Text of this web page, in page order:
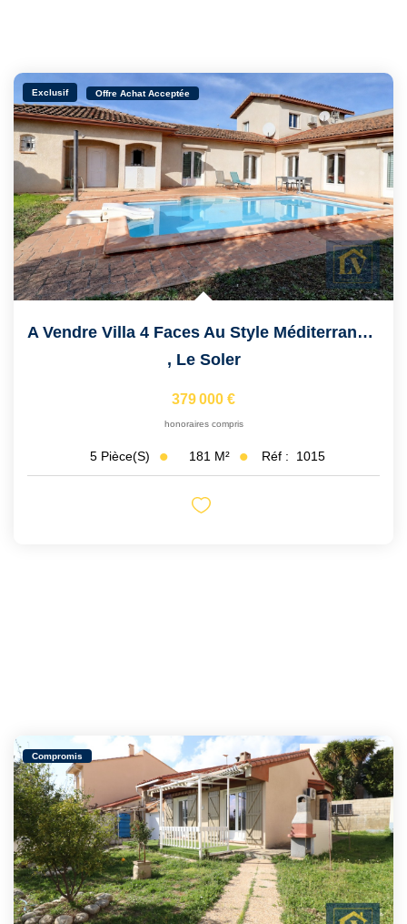
Exclusif Offre Achat Acceptée
A Vendre Villa 4 Faces Au Style Méditerranéen De 6 Pièces...
, Le Soler
379 000 €
honoraires compris
5 Pièce(s) 181 M² Réf : 1015
Compromis